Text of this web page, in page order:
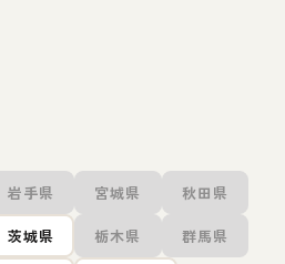
岩手県 宮城県 秋田県
茨城県 栃木県 群馬県